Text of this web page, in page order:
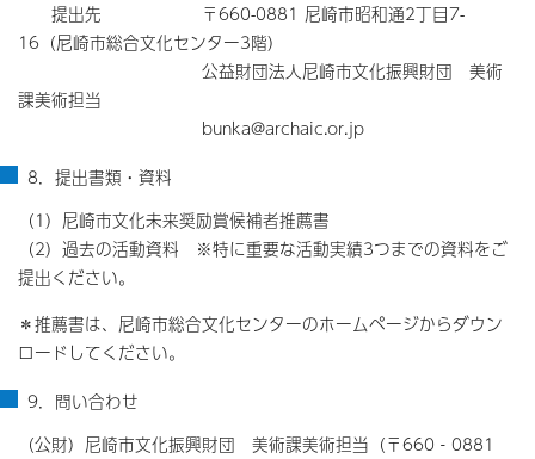
提出先 〒660-0881 尼崎市昭和通2丁目7-
16（尼崎市総合文化センター3階）
公益財団法人尼崎市文化振興財団 美術
課美術担当
bunka@archaic.or.jp
8．提出書類・資料
（1）尼崎市文化未来奨励賞候補者推薦書
（2）過去の活動資料 ※特に重要な活動実績3つまでの資料をご
提出ください。
＊推薦書は、尼崎市総合文化センターのホームページからダウン
ロードしてください。
9．問い合わせ
（公財）尼崎市文化振興財団 美術課美術担当（〒660‐0881